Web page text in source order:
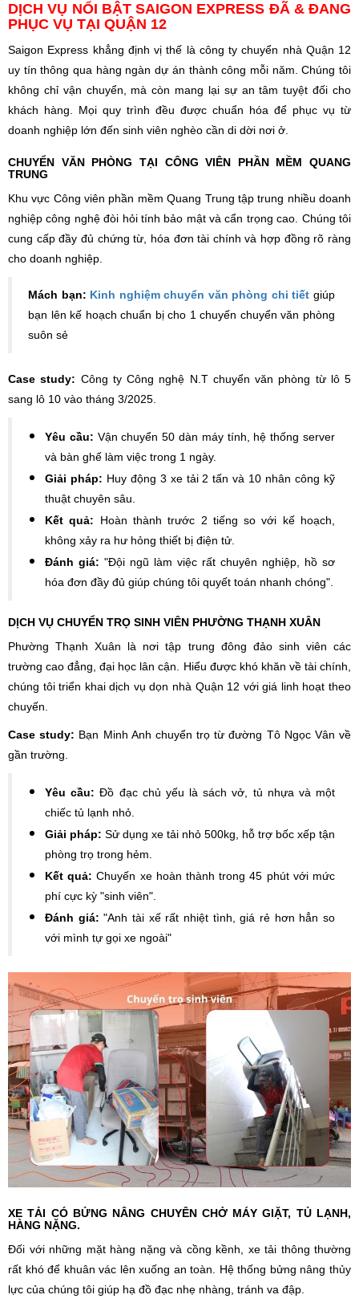
DỊCH VỤ NỔI BẬT SAIGON EXPRESS ĐÃ & ĐANG
PHỤC VỤ TẠI QUẬN 12
Saigon Express khẳng định vị thế là công ty chuyển nhà Quận 12
uy tín thông qua hàng ngàn dự án thành công mỗi năm. Chúng tôi
không chỉ vận chuyển, mà còn mang lại sự an tâm tuyệt đối cho
khách hàng. Mọi quy trình đều được chuẩn hóa để phục vụ từ
doanh nghiệp lớn đến sinh viên nghèo cần di dời nơi ở.
CHUYỂN VĂN PHÒNG TẠI CÔNG VIÊN PHẦN MỀM QUANG
TRUNG
Khu vực Công viên phần mềm Quang Trung tập trung nhiều doanh
nghiệp công nghệ đòi hỏi tính bảo mật và cẩn trọng cao. Chúng tôi
cung cấp đầy đủ chứng từ, hóa đơn tài chính và hợp đồng rõ ràng
cho doanh nghiệp.
Mách bạn: Kinh nghiệm chuyển văn phòng chi tiết giúp
bạn lên kế hoạch chuẩn bị cho 1 chuyến chuyển văn phòng
suôn sẻ
Case study: Công ty Công nghệ N.T chuyển văn phòng từ lô 5
sang lô 10 vào tháng 3/2025.
Yêu cầu: Vận chuyển 50 dàn máy tính, hệ thống server
và bàn ghế làm việc trong 1 ngày.
Giải pháp: Huy động 3 xe tải 2 tấn và 10 nhân công kỹ
thuật chuyên sâu.
Kết quả: Hoàn thành trước 2 tiếng so với kế hoạch,
không xảy ra hư hỏng thiết bị điện tử.
Đánh giá: "Đội ngũ làm việc rất chuyên nghiệp, hồ sơ
hóa đơn đầy đủ giúp chúng tôi quyết toán nhanh chóng".
DỊCH VỤ CHUYỂN TRỌ SINH VIÊN PHƯỜNG THẠNH XUÂN
Phường Thạnh Xuân là nơi tập trung đông đảo sinh viên các
trường cao đẳng, đại học lân cận. Hiểu được khó khăn về tài chính,
chúng tôi triển khai dịch vụ dọn nhà Quận 12 với giá linh hoạt theo
chuyến.
Case study: Bạn Minh Anh chuyển trọ từ đường Tô Ngọc Vân về
gần trường.
Yêu cầu: Đồ đạc chủ yếu là sách vở, tủ nhựa và một
chiếc tủ lạnh nhỏ.
Giải pháp: Sử dụng xe tải nhỏ 500kg, hỗ trợ bốc xếp tận
phòng trọ trong hẻm.
Kết quả: Chuyến xe hoàn thành trong 45 phút với mức
phí cực kỳ "sinh viên".
Đánh giá: "Anh tài xế rất nhiệt tình, giá rẻ hơn hẳn so
với mình tự gọi xe ngoài"
XE TẢI CÓ BỬNG NÂNG CHUYÊN CHỞ MÁY GIẶT, TỦ LẠNH,
HÀNG NẶNG.
Đối với những mặt hàng nặng và cồng kềnh, xe tải thông thường
rất khó để khuân vác lên xuống an toàn. Hệ thống bửng nâng thủy
lực của chúng tôi giúp hạ đồ đạc nhẹ nhàng, tránh va đập.